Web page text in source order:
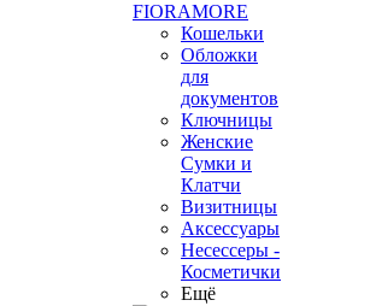
FIORAMORE
Кошельки
Обложки
для
документов
Ключницы
Женские
Сумки и
Клатчи
Визитницы
Аксессуары
Несессеры -
Косметички
Ещё